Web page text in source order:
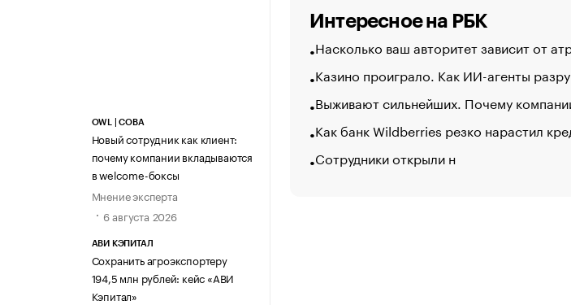
OWL | СОВА
Новый сотрудник как клиент:
почему компании вкладываются
в welcome-боксы
Мнение эксперта
6 августа 2026
АВИ КЭПИТАЛ
Сохранить агроэкспортеру
194,5 млн рублей: кейс «АВИ
Кэпитал»
Интересное на РБК
Насколько ваш авторитет зависит от
Казино проиграло. Как ИИ-агенты
Выживают сильнейших. Почему
Как банк Wildberries резко нарастил
Сотрудники открыли н